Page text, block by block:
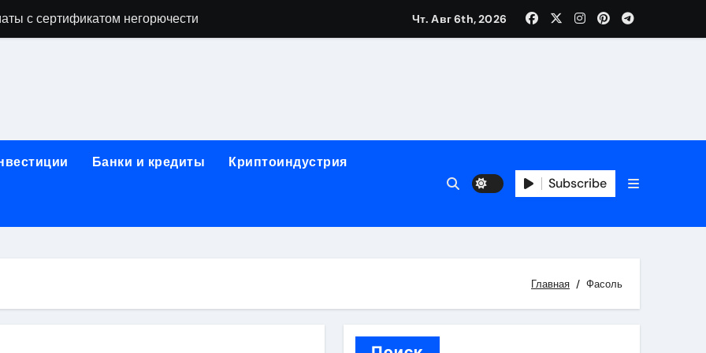
с сертификатом негорючести
и направляющих для конвейерных лент
лотков для хранения электронных компонентов
этапы строительства, проверка застройщика и сценарии оформления сделки
Чт. Авг 6th, 2026
Банки и кредиты Криптоиндустрия
Subscribe
Главная Фасоль